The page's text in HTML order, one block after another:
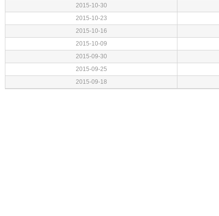
2015-10-30
2015-10-23
2015-10-16
2015-10-09
2015-09-30
2015-09-25
2015-09-18